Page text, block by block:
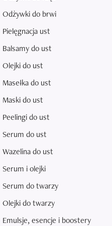
Odżywki do brwi
Pielęgnacja ust
Balsamy do ust
Olejki do ust
Masełka do ust
Maski do ust
Peelingi do ust
Serum do ust
Wazelina do ust
Serum i olejki
Serum do twarzy
Olejki do twarzy
Emulsje, esencje i boostery